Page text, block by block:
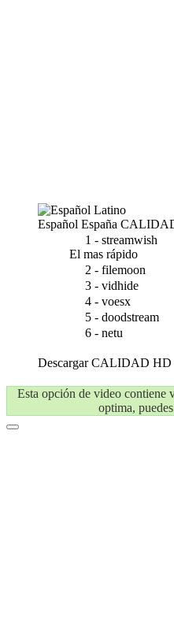
Español España
1 - streamwish
El mas rápido
2 - filemoon
3 - vidhide
4 - voesx
5 - doodstream
6 - netu
DescargarCALIDAD HD
Esta opción de video contiene
optima,